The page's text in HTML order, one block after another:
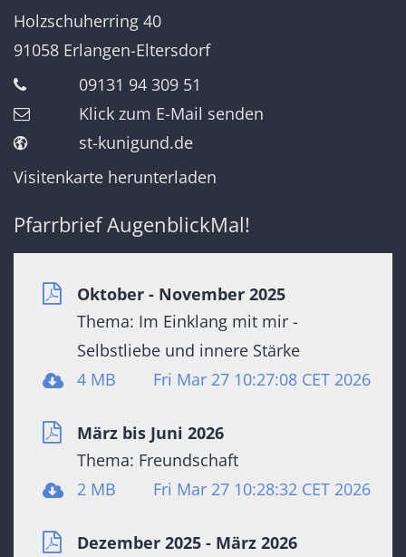
Holzschuherring 40
91058 Erlangen-Eltersdorf
09131 94 309 51
Klick zum E-Mail senden
st-kunigund.de
Visitenkarte herunterladen
Pfarrbrief AugenblickMal!
Oktober - November 2025
Thema: Im Einklang mit mir -
Selbstliebe und innere Stärke
4 MB
Fri Mar 27 10:27:08 CET 2026
März bis Juni 2026
Thema: Freundschaft
2 MB
Fri Mar 27 10:28:32 CET 2026
Dezember 2025 - März 2026